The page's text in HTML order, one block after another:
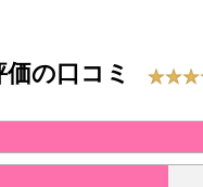
価の口コミ